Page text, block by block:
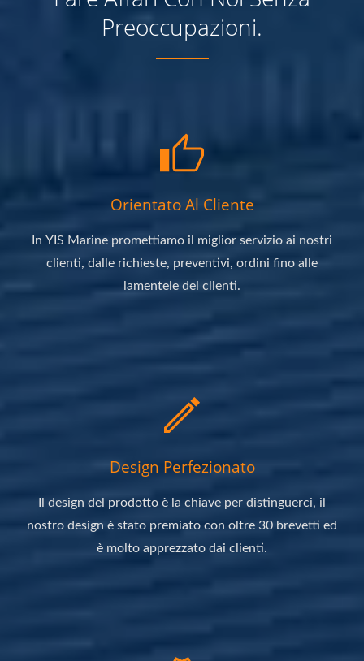
Preoccupazioni.
Orientato Al Cliente
In YIS Marine promettiamo il miglior servizio ai nostri
clienti, dalle richieste, preventivi, ordini fino alle
lamentele dei clienti.
Design Perfezionato
Il design del prodotto è la chiave per distinguerci, il
nostro design è stato premiato con oltre 30 brevetti ed
è molto apprezzato dai clienti.